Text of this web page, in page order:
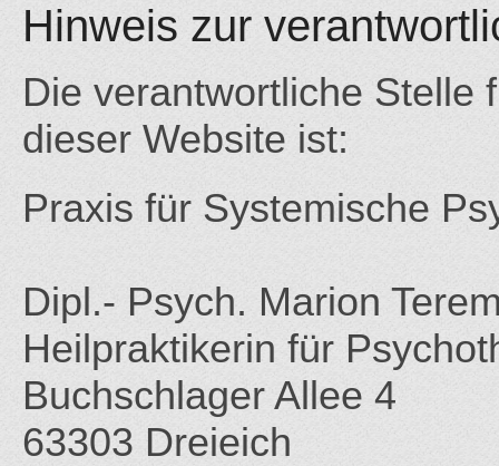
Hinweis zur
Die verantwortliche Stelle
dieser Website ist:
Praxis für Systemische
Dipl.- Psych. Marion
Heilpraktikerin für
Buchschlager Allee 4
63303 Dreieich